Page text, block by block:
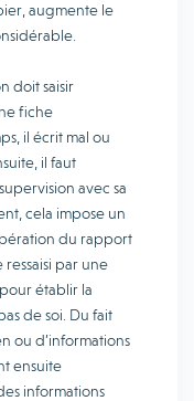
augmente le
doit saisir
fiche
il écrit mal ou
il faut
avec sa
cela impose un
du rapport
par une
établir la
de soi. Du fait
ou d’informations
ensuite
informations